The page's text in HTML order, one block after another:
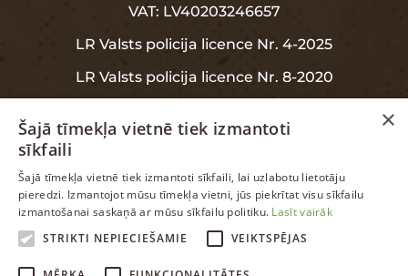
VAT: LV40203246657
LR Valsts policija licence Nr. 4-2025
LR Valsts policija licence Nr. 8-2020
INFORMĀCIJA
Garantija
ENGLISH
×
Šajā tīmekļa vietnē tiek izmantoti
sīkfaili
Šajā tīmekļa vietnē tiek izmantoti sīkfaili, lai uzlabotu lietotāju
pieredzi. Izmantojot mūsu tīmekļa vietni, jūs piekrītat visu sīkfailu
izmantošanai saskaņā ar mūsu sīkfailu politiku. Lasīt vairāk
STRIKTI NEPIECIEŠAMIE
VEIKTSPĒJAS